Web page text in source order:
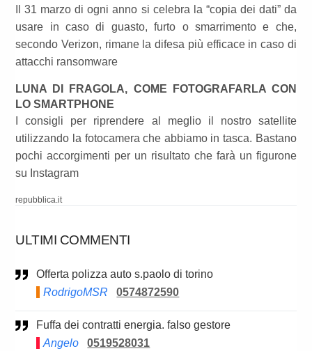
Il 31 marzo di ogni anno si celebra la “copia dei dati” da
usare in caso di guasto, furto o smarrimento e che,
secondo Verizon, rimane la difesa più efficace in caso di
attacchi ransomware
LUNA DI FRAGOLA, COME FOTOGRAFARLA CON
LO SMARTPHONE
I consigli per riprendere al meglio il nostro satellite
utilizzando la fotocamera che abbiamo in tasca. Bastano
pochi accorgimenti per un risultato che farà un figurone
su Instagram
repubblica.it
ULTIMI COMMENTI
Offerta polizza auto s.paolo di torino
RodrigoMSR
0574872590
Fuffa dei contratti energia. falso gestore
Angelo
0519528031